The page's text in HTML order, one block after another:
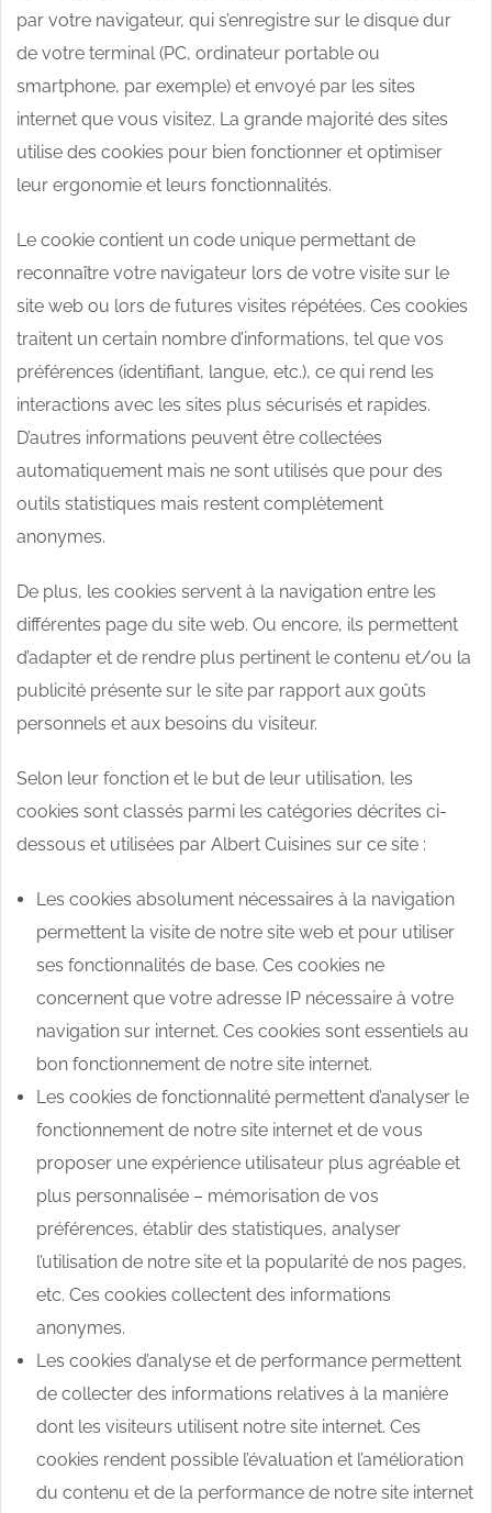
par votre navigateur, qui s’enregistre sur le disque dur
de votre terminal (PC, ordinateur portable ou
smartphone, par exemple) et envoyé par les sites
internet que vous visitez. La grande majorité des sites
utilise des cookies pour bien fonctionner et optimiser
leur ergonomie et leurs fonctionnalités.
Le cookie contient un code unique permettant de
reconnaître votre navigateur lors de votre visite sur le
site web ou lors de futures visites répétées. Ces cookies
traitent un certain nombre d’informations, tel que vos
préférences (identifiant, langue, etc.), ce qui rend les
interactions avec les sites plus sécurisés et rapides.
D’autres informations peuvent être collectées
automatiquement mais ne sont utilisés que pour des
outils statistiques mais restent complètement
anonymes.
De plus, les cookies servent à la navigation entre les
différentes page du site web. Ou encore, ils permettent
d’adapter et de rendre plus pertinent le contenu et/ou la
publicité présente sur le site par rapport aux goûts
personnels et aux besoins du visiteur.
Selon leur fonction et le but de leur utilisation, les
cookies sont classés parmi les catégories décrites ci-
dessous et utilisées par Albert Cuisines sur ce site :
Les cookies absolument nécessaires à la navigation
permettent la visite de notre site web et pour utiliser
ses fonctionnalités de base. Ces cookies ne
concernent que votre adresse IP nécessaire à votre
navigation sur internet. Ces cookies sont essentiels au
bon fonctionnement de notre site internet.
Les cookies de fonctionnalité permettent d’analyser le
fonctionnement de notre site internet et de vous
proposer une expérience utilisateur plus agréable et
plus personnalisée – mémorisation de vos
préférences, établir des statistiques, analyser
l’utilisation de notre site et la popularité de nos pages,
etc. Ces cookies collectent des informations
anonymes.
Les cookies d’analyse et de performance permettent
de collecter des informations relatives à la manière
dont les visiteurs utilisent notre site internet. Ces
cookies rendent possible l’évaluation et l’amélioration
du contenu et de la performance de notre site internet